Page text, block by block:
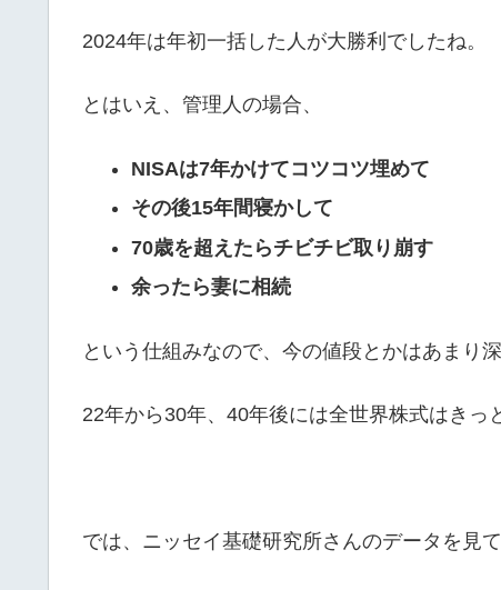
2024年は年初一括した人が大勝利でしたね。
とはいえ、管理人の場合、
NISAは7年かけてコツコツ埋めて
その後15年間寝かして
70歳を超えたらチビチビ取り崩す
余ったら妻に相続
という仕組みなので、今の値段とかはあまり
22年から30年、40年後には全世界株式はきっ
では、ニッセイ基礎研究所さんのデータを見て